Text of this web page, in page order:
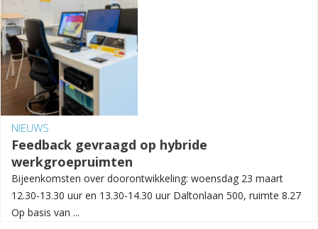
NIEUWS
Feedback gevraagd op hybride
werkgroepruimten
Bijeenkomsten over doorontwikkeling: woensdag 23 maart
12.30-13.30 uur en 13.30-14.30 uur Daltonlaan 500, ruimte 8.27
Op basis van ...